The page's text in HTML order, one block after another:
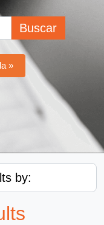
Buscar
»
by: